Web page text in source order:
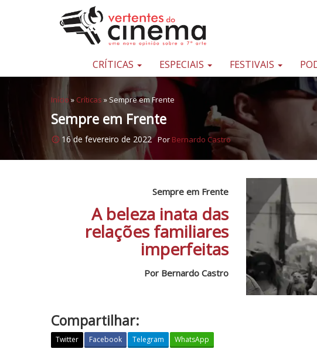
Pular para o conteúdo
Uma
sobre
sétima
arte
CRÍTICAS ESPECIAIS FESTIVAIS
Início » Críticas »Sempre em Frente
Sempre em Frente
16 de fevereiro de 2022 Por Bernardo Castro
Sempre em Frente
A beleza inata das
relações familiares
imperfeitas
Por Bernardo Castro
Compartilhar:
Twitter Facebook Telegram WhatsApp